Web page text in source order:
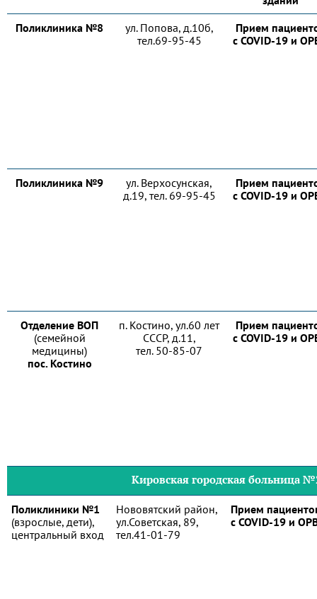
Поликлиника №8
ул. Попова, д.10б,
тел.69-95-45
Прием
с COVID-19 и
Поликлиника №9
ул. Верхосунская,
д.19, тел. 69-95-45
Прием
с COVID-19 и
Отделение ВОП
(семейной
медицины)
пос. Костино
п. Костино, ул.60 лет
СССР, д.11,
тел. 50-85-07
Прием
с COVID-19 и
Кировская городская больница
Поликлиники №1
(взрослые, дети),
центральный вход
Нововятский район,
ул.Советская, 89,
тел.41-01-79
Прием
с COVID-19 и